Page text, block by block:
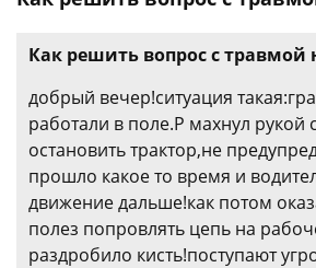
Как решить вопрос с травмой
добрый вечер!ситуация
работали в поле.Р махнул рукой
остановить трактор,не
прошло какое то время и
движение дальше!как потом
полез попровлять цепь на
раздробило кисть!поступают